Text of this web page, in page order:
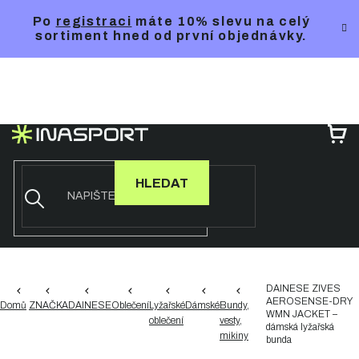
Po registraci máte 10% slevu na celý
sortiment hned od první objednávky.
HLEDAT
Domů ZNAČKADAINESEOblečeníLyžařské
oblečení
DámskéBundy,
vesty,
mikiny
DAINESE ZIVES
AEROSENSE-DRY
WMN JACKET –
dámská lyžařská
bunda